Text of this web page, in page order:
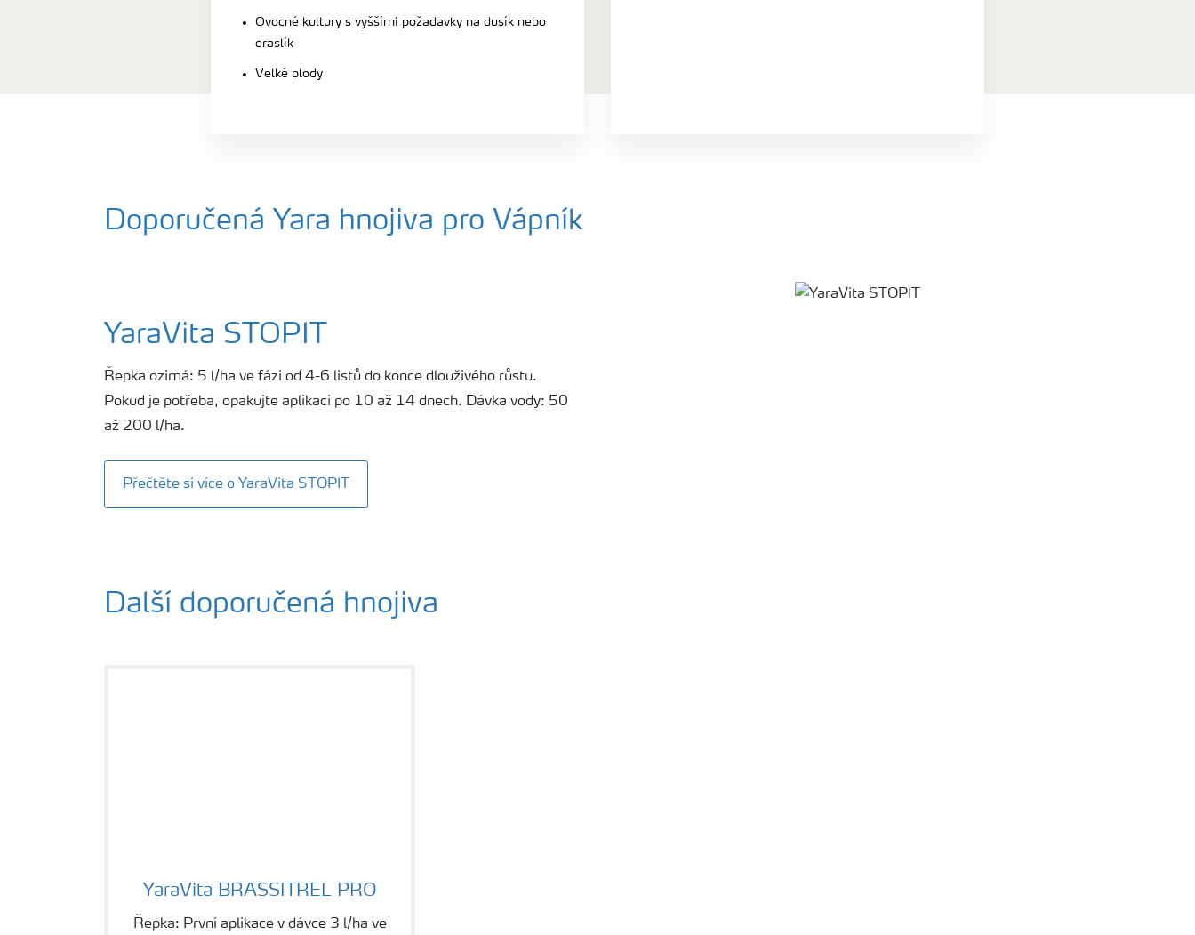
Ovocné kultury s vyššími požadavky na dusík nebo
draslík
Velké plody
Doporučená Yara hnojiva pro Vápník
YaraVita STOPIT
Řepka ozimá: 5 l/ha ve fázi od 4-6 listů do konce dlouživého růstu.
Pokud je potřeba, opakujte aplikaci po 10 až 14 dnech. Dávka vody: 50
až 200 l/ha.
Přečtěte si více o YaraVita STOPIT
Další doporučená hnojiva
YaraVita BRASSITREL PRO
Řepka: První aplikace v dávce 3 l/ha ve